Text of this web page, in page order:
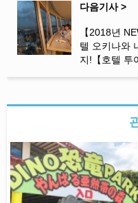
다음기사 >
【2018년
텔 오키나와
지!【호텔 투